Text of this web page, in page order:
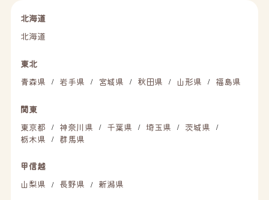
北海道
北海道
東北
青森県
/ 岩手県 / 宮城県 / 秋田県 / 山形県 / 福島県
関東
東京都
/ 神奈川県 / 千葉県 / 埼玉県 / 茨城県 /
栃木県 / 群馬県
甲信越
山梨県
/ 長野県 / 新潟県